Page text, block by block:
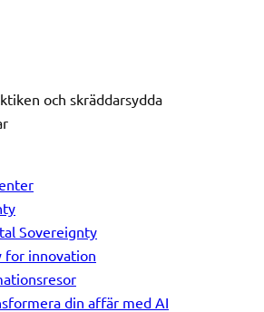
och skräddarsydda
Sovereignty
for innovation
din affär med AI